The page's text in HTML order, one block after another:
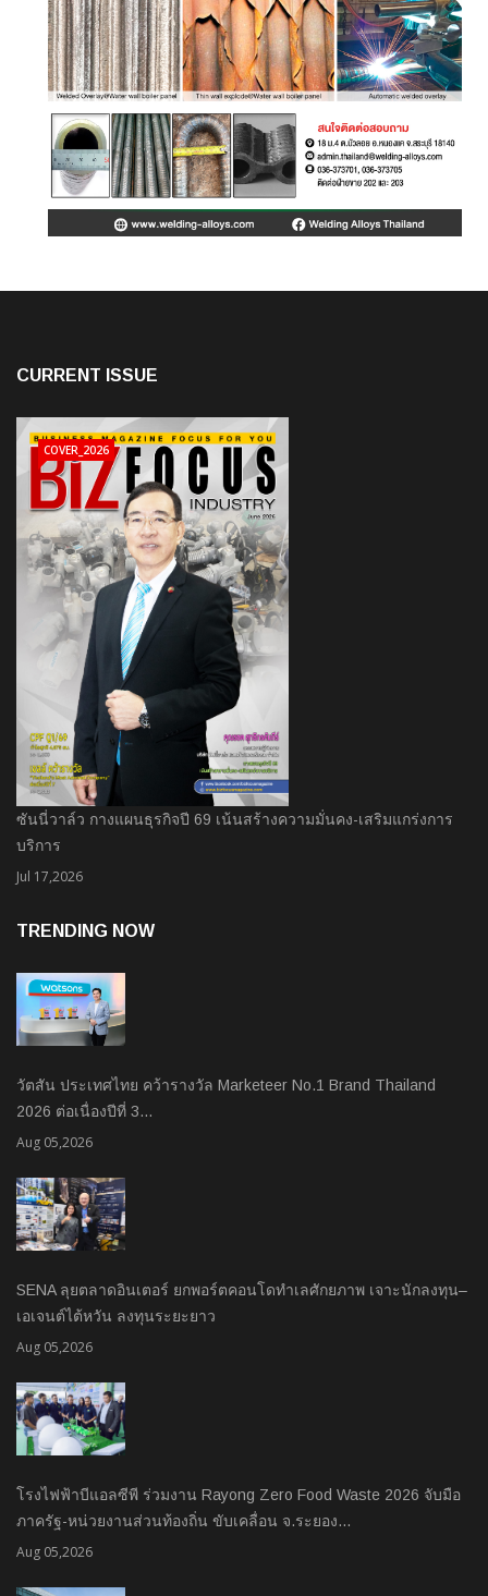
CURRENT ISSUE
ซันนี่วาล์ว กางแผนธุรกิจปี 69 เน้นสร้างความมั่นคง-เสริมแกร่งการ
บริการ
Jul 17,2026
COVER_2026
TRENDING NOW
วัตสัน ประเทศไทย คว้ารางวัล Marketeer No.1 Brand Thailand
2026 ต่อเนื่องปีที่ 3…
Aug 05,2026
SENA ลุยตลาดอินเตอร์ ยกพอร์ตคอนโดทำเลศักยภาพ เจาะนักลงทุน–
เอเจนต์ไต้หวัน ลงทุนระยะยาว
Aug 05,2026
โรงไฟฟ้าบีแอลซีพี ร่วมงาน Rayong Zero Food Waste 2026 จับมือ
ภาครัฐ-หน่วยงานส่วนท้องถิ่น ขับเคลื่อน จ.ระยอง…
Aug 05,2026